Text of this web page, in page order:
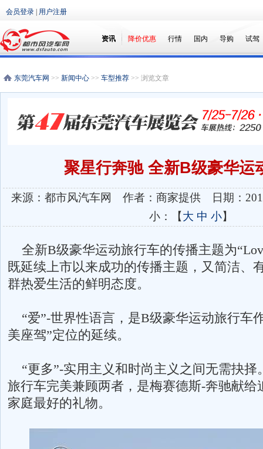
会员登录 用户注册
资讯 降价优惠 行情 国内 导购 试驾
东莞汽车网 >> 新闻中心 >> 车型推荐 >> 浏览文章
聚星行奔驰 全新B级豪华运
来源：都市风汽车网 作者：商家提供 日期：
小：【大 中 小】
全新B级豪华运动旅行车的传播主题为
既延续上市以来成功的传播主题，又简洁、
群热爱生活的鲜明态度。
“爱”-世界性语言，是B级豪华运动旅行车
美座驾”定位的延续。
“更多”-实用主义和时尚主义之间无需抉择
旅行车完美兼顾两者，是梅赛德斯-奔驰献给
家庭最好的礼物。